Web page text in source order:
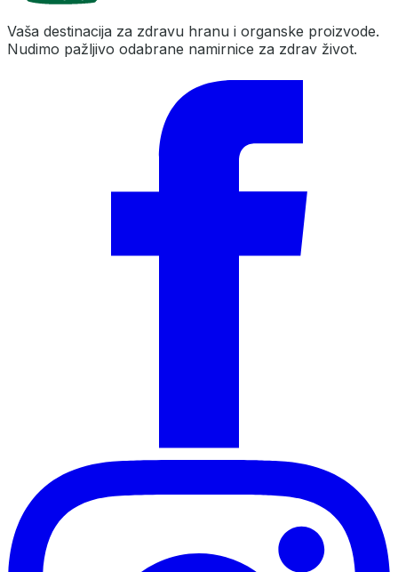
Vaša destinacija za zdravu hranu i organske proizvode.
Nudimo pažljivo odabrane namirnice za zdrav život.